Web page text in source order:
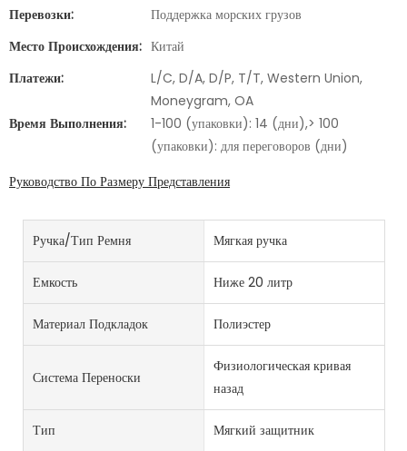
Перевозки:
Поддержка морских грузов
Место Происхождения: Китай
Платежи:
L/C, D/A, D/P, T/T, Western Union,
Moneygram, OA
Время Выполнения:
1-100 (упаковки): 14 (дни),> 100
(упаковки): для переговоров (дни)
Руководство По Размеру Представления
Ручка/тип Ремня Мягкая ручка
Емкость Ниже 20 литр
Материал Подкладок Полиэстер
Система Переноски
Физиологическая кривая
назад
Тип Мягкий защитник